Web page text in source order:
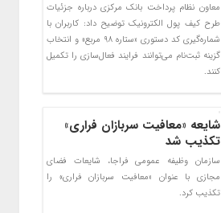
معاون نظام پرداخت بانک مرکزی درباره جزئیات
طرح کیف پول الکترونیک توضیح داد: کاربران با
شماره‌گیری کد دستوری «ستاره ۹۸ مربع» و انتخاب
گزینه ثبت‌نام می‌توانند فرایند فعال‌سازی را تکمیل
کنند.
شایعه «معافیت سربازان فراری»
تکذیب شد
سازمان وظیفه عمومی فراجا، شایعات فضای
مجازی با عنوان «معافیت سربازان فراری» را
تکذیب کرد.